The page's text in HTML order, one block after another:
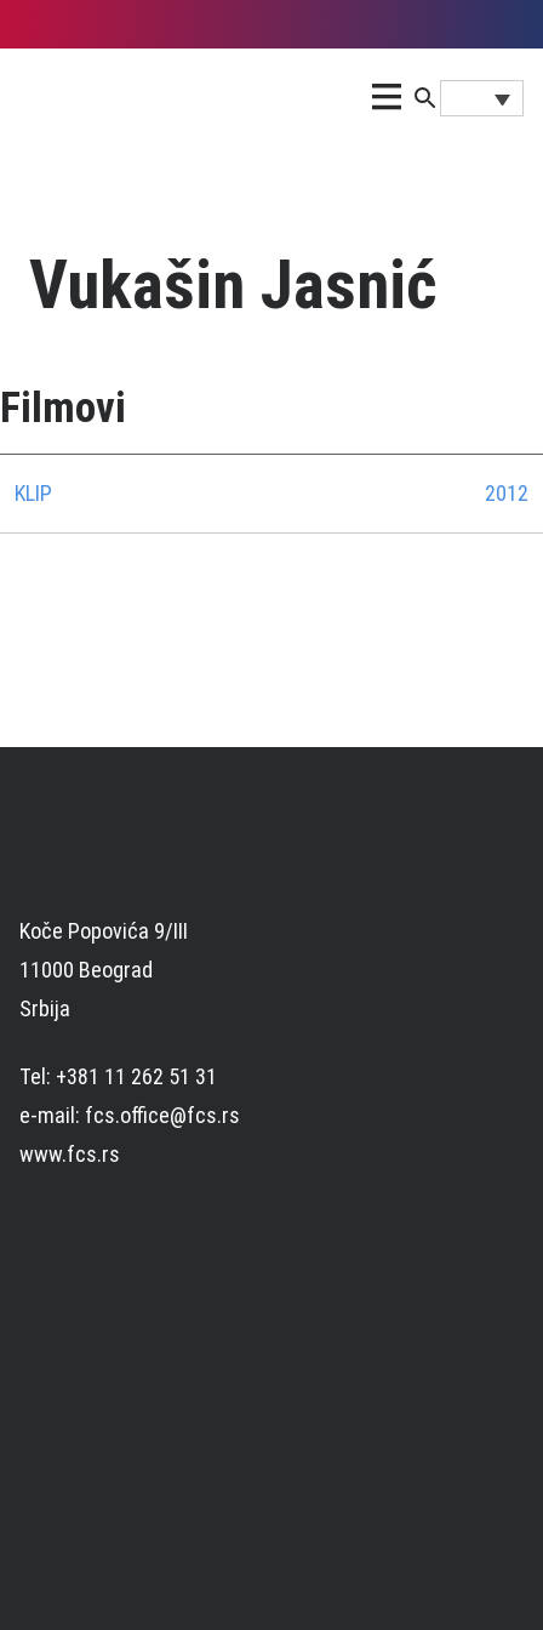
Vukašin Jasnić
Filmovi
KLIP 2012
Koče Popovića 9/III
11000 Beograd
Srbija
Tel: +381 11 262 51 31
e-mail: fcs.office@fcs.rs
www.fcs.rs